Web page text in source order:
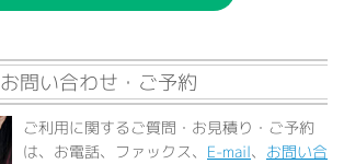
お問い合わせ・ご予約
ご利用に関するご質問・お見積り・ご予約
は、お電話、ファックス、 E-mail、 お問い合